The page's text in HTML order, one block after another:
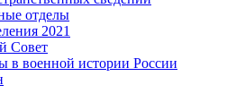
отделы
2021
Совет
в военной истории России